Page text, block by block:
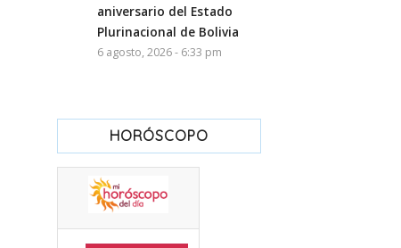
aniversario del Estado
Plurinacional de Bolivia
6 agosto, 2026 - 6:33 pm
HORÓSCOPO